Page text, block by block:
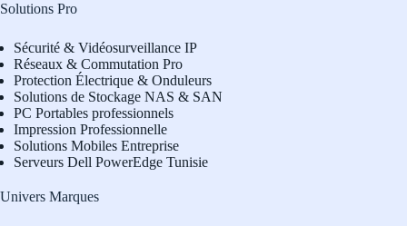
Solutions Pro
Sécurité & Vidéosurveillance IP
Réseaux & Commutation Pro
Protection Électrique & Onduleurs
Solutions de Stockage NAS & SAN
PC Portables professionnels
Impression Professionnelle
Solutions Mobiles Entreprise
Serveurs Dell PowerEdge Tunisie
Univers Marques